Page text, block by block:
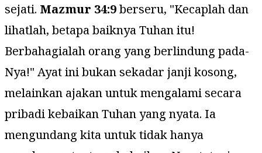
sejati. Mazmur 34:9berseru, "Kecaplah dan
lihatlah, betapa baiknya Tuhan itu!
Berbahagialah orang yang berlindung pada-
Nya!" Ayat ini bukan sekadar janji kosong,
melainkan ajakan untuk mengalami secara
pribadi kebaikan Tuhan yang nyata. Ia
mengundang kita untuk tidak hanya